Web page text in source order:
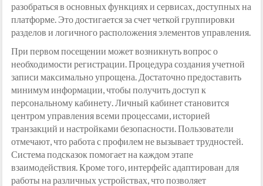
разобраться в основных функциях и сервисах, доступных на
платформе. Это достигается за счет четкой группировки
разделов и логичного расположения элементов управления.
При первом посещении может возникнуть вопрос о
необходимости регистрации. Процедура создания учетной
записи максимально упрощена. Достаточно предоставить
минимум информации, чтобы получить доступ к
персональному кабинету. Личный кабинет становится
центром управления всеми процессами, историей
транзакций и настройками безопасности. Пользователи
отмечают, что работа с профилем не вызывает трудностей.
Система подсказок помогает на каждом этапе
взаимодействия. Кроме того, интерфейс адаптирован для
работы на различных устройствах, что позволяет